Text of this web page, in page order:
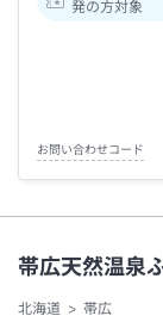
発の方対象
お問い合わせコード
帯広天然温泉
北海道
帯広